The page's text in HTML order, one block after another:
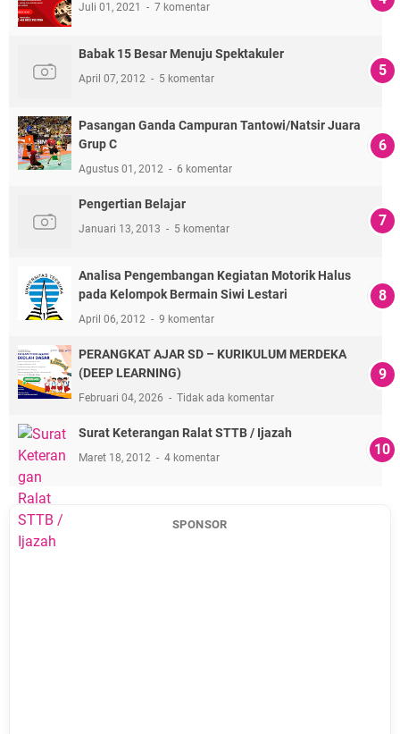
Juli 01, 2021 7 komentar
Babak 15 Besar Menuju Spektakuler
April 07, 2012 5 komentar
Pasangan Ganda Campuran Tantowi/Natsir Juara
Grup C
Agustus 01, 2012 6 komentar
Pengertian Belajar
Januari 13, 2013 5 komentar
Analisa Pengembangan Kegiatan Motorik Halus
pada Kelompok Bermain Siwi Lestari
April 06, 2012 9 komentar
PERANGKAT AJAR SD – KURIKULUM MERDEKA
(DEEP LEARNING)
Februari 04, 2026 Tidak ada komentar
Surat Keterangan Ralat STTB / Ijazah
Maret 18, 2012 4 komentar
SPONSOR